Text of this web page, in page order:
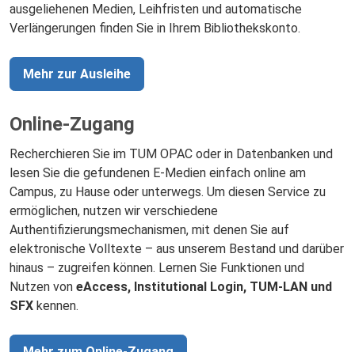
ausgeliehenen Medien, Leihfristen und automatische
Verlängerungen finden Sie in Ihrem Bibliothekskonto.
Mehr zur Ausleihe
Online-Zugang
Recherchieren Sie im TUM OPAC oder in Datenbanken und
lesen Sie die gefundenen E-Medien einfach online am
Campus, zu Hause oder unterwegs. Um diesen Service zu
ermöglichen, nutzen wir verschiedene
Authentifizierungsmechanismen, mit denen Sie auf
elektronische Volltexte – aus unserem Bestand und darüber
hinaus – zugreifen können. Lernen Sie Funktionen und
Nutzen von eAccess, Institutional Login, TUM-LAN und
SFX kennen.